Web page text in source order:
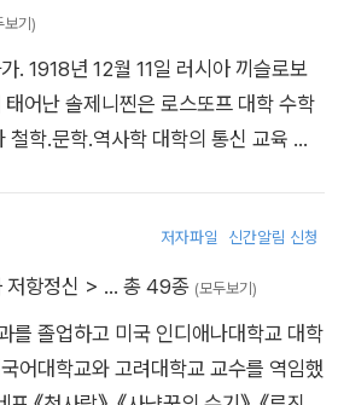
보기)
. 1918년 12월 11일 러시아 끼슬로보
어난 솔제니찐은 로스또프 대학 수학
철학.문학.역사학 대학의 통신 교육 과
린을 비난했다는 이유로 8년 형을 선
루비얀까 형무소에서부터 각지의 수
딸린 격하 운동의 영향으로 1956년 석
그는 물리와 수학 교사로 근무하면서 본
저자파일 신간알림 신청
저항정신 > … 총 49종 (모두보기)
를 졸업하고 미국 인디애나대학교 대학
어대학교와 고려대학교 교수를 역임했